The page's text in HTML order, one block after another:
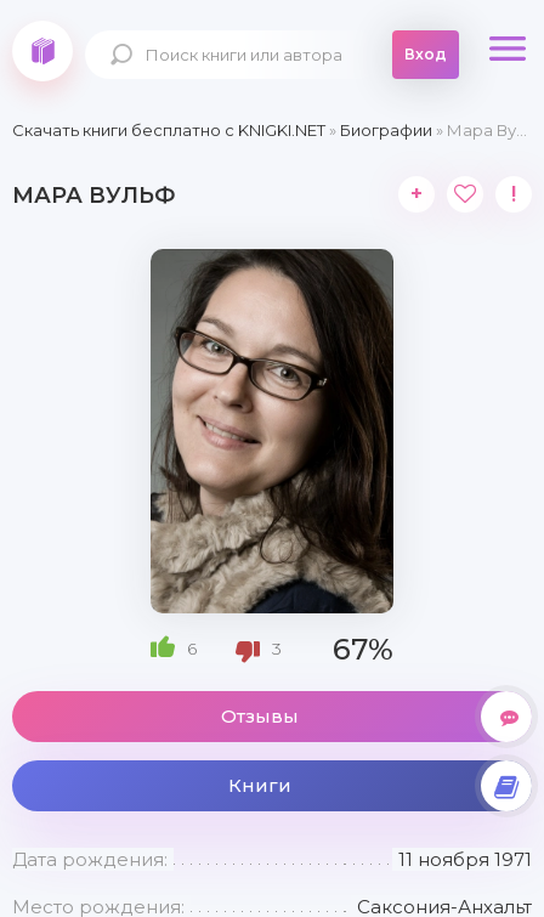
Вход
Скачать книги бесплатно c KNIGKI.NET» Биографии » Мара Вульф
МАРА ВУЛЬФ + !
6 3 67%
Отзывы
Книги
Дата рождения: 11 ноября 1971
Место рождения: Саксония-Анхальт